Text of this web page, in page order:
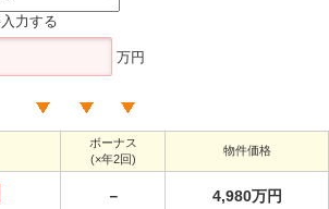
力する
万円
ボーナス
(×年2回)
物件価格
－ 4,980万円